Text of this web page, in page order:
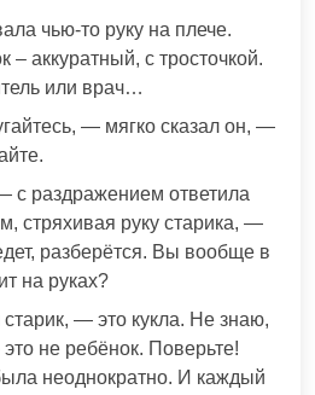
чью-то руку на плече.
– аккуратный, с тросточкой.
или врач…
— мягко сказал он, —
с раздражением ответила
стряхивая руку старика, —
разберётся. Вы вообще в
на руках?
— это кукла. Не знаю,
не ребёнок. Поверьте!
неоднократно. И каждый